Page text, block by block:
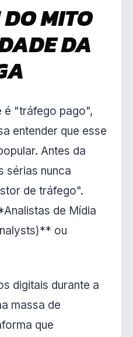
MITO
DA
é "tráfego pago",
entender que esse
Antes da
sérias nunca
de tráfego".
de Mídia
ou
digitais durante a
massa de
que